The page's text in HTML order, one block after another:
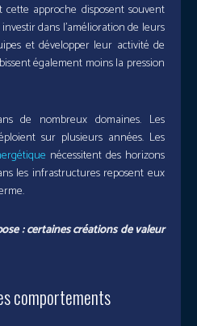
approche disposent souvent
dans l’amélioration de leurs
et développer leur activité de
également moins la pression
de nombreux domaines. Les
sur plusieurs années. Les
nécessitent des horizons
les infrastructures reposent eux
: certaines créations de valeur
comportements